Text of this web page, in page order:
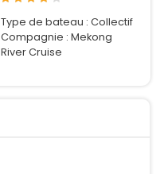
Type de bateau : Collectif
Compagnie : Mekong
River Cruise